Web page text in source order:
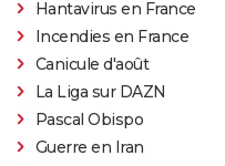
Hantavirus en France
Incendies en France
Canicule d'août
La Liga sur DAZN
Pascal Obispo
Guerre en Iran